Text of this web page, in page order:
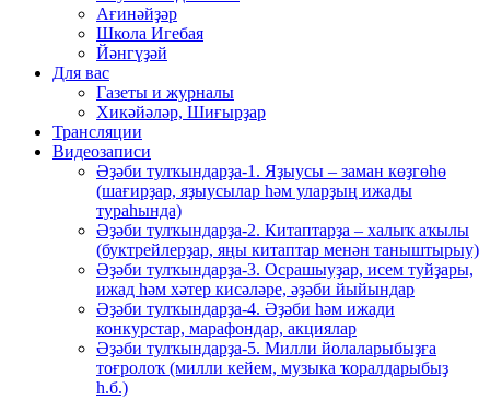
Ағинәйҙәр
Школа Игебая
Йәнгүҙәй
Для вас
Газеты и журналы
Хикәйәләр, Шиғырҙар
Трансляции
Видеозаписи
Әҙәби тулҡындарҙа-1. Яҙыусы – заман көҙгөһө
(шағирҙар, яҙыусылар һәм уларҙың ижады
тураһында)
Әҙәби тулҡындарҙа-2. Китаптарҙа – халыҡ аҡылы
(буктрейлерҙар, яңы китаптар менән таныштырыу)
Әҙәби тулҡындарҙа-3. Осрашыуҙар, исем туйҙары,
ижад һәм хәтер кисәләре, әҙәби йыйындар
Әҙәби тулҡындарҙа-4. Әҙәби һәм ижади
конкурстар, марафондар, акциялар
Әҙәби тулҡындарҙа-5. Милли йолаларыбыҙға
тоғролоҡ (милли кейем, музыка ҡоралдарыбыҙ
һ.б.)